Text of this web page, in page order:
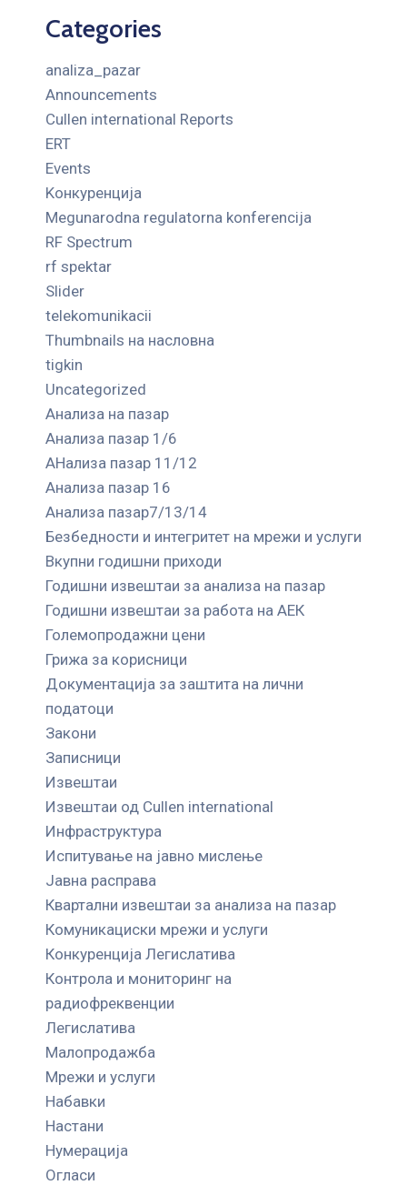
Categories
analiza_pazar
Announcements
Cullen international Reports
ERT
Events
Kонкуренција
Megunarodna regulatorna konferencija
RF Spectrum
rf spektar
Slider
telekomunikacii
Thumbnails на насловна
tigkin
Uncategorized
Анализа на пазар
Анализа пазар 1/6
АНализа пазар 11/12
Анализа пазар 16
Анализа пазар7/13/14
Безбедности и интегритет на мрежи и услуги
Вкупни годишни приходи
Годишни извештаи за анализа на пазар
Годишни извештаи за работа на АЕК
Големопродажни цени
Грижа за корисници
Документација за заштита на лични
податоци
Закони
Записници
Извештаи
Извештаи од Cullen international
Инфраструктура
Испитување на јавно мислење
Јавна расправа
Квартални извештаи за анализа на пазар
Комуникациски мрежи и услуги
Конкуренција Легислатива
Контрола и мониторинг на
радиофреквенции
Легислатива
Малопродажба
Мрежи и услуги
Набавки
Настани
Нумерација
Огласи